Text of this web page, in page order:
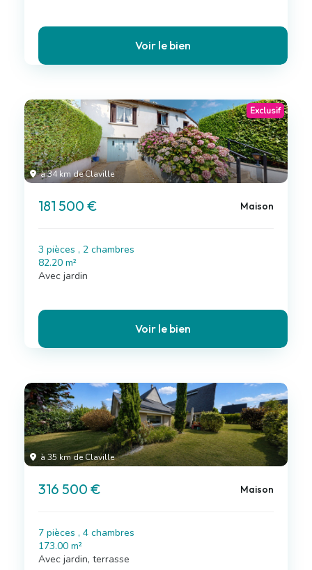
Voir le bien
à 34 km de Claville
Exclusif
181 500 € Maison
3 pièces , 2 chambres
82.20 m²
Avec jardin
Voir le bien
à 35 km de Claville
316 500 € Maison
7 pièces , 4 chambres
173.00 m²
Avec jardin, terrasse